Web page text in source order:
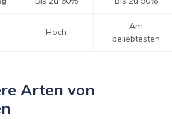
Hoch
Am
beliebtesten
Arten von